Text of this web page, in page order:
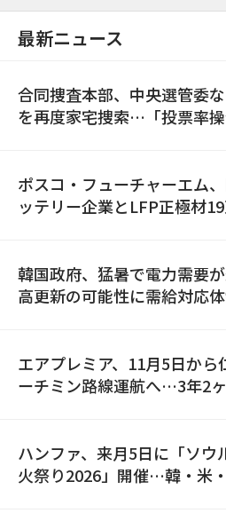
最新ニュース
合同捜査本部、中央選管委
を再度家宅捜索…「投票率
ポスコ・フューチャーエム
ッテリー企業とLFP正極材
韓国政府、猛暑で電力需要
高更新の可能性に需給対応
エアプレミア、11月5日から
ーチミン路線運航へ…3年2
ハンファ、来月5日に「ソウ
火祭り2026」開催…韓・米